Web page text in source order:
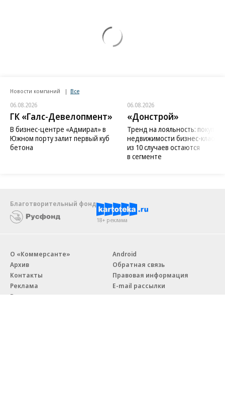
Новости компаний Все
06.08.2026
ГК «Галс-Девелопмент»
В бизнес-центре «Адмирал» в
Южном порту залит первый куб
бетона
06.08.2026
«Донстрой»
Тренд на лояльность:
недвижимости бизнес-класса
из 10 случаев остаются
в сегменте
Благотворительный фонд
18+ реклама
О «Коммерсанте»
Архив
Контакты
Реклама
Вакансии
Android
Обратная связь
Правовая информация
E-mail рассылки